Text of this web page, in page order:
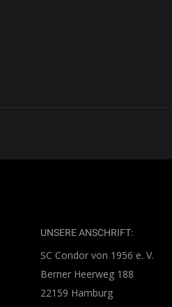
UNSERE ANSCHRIFT:
SC Condor von 1956 e. V.
Berner Heerweg 188
22159 Hamburg